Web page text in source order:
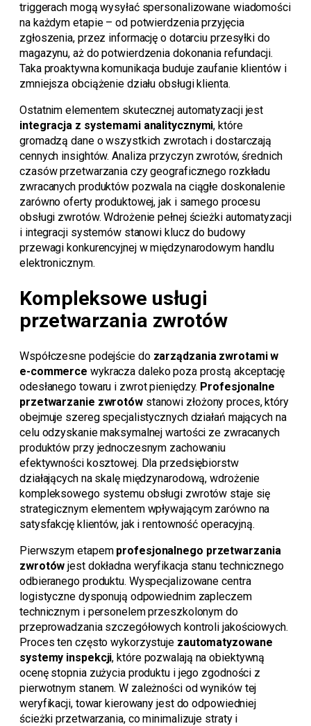
triggerach mogą wysyłać spersonalizowane wiadomości
na każdym etapie – od potwierdzenia przyjęcia
zgłoszenia, przez informację o dotarciu przesyłki do
magazynu, aż do potwierdzenia dokonania refundacji.
Taka proaktywna komunikacja buduje zaufanie klientów i
zmniejsza obciążenie działu obsługi klienta.
Ostatnim elementem skutecznej automatyzacji jest
integracja z systemami analitycznymi, które
gromadzą dane o wszystkich zwrotach i dostarczają
cennych insightów. Analiza przyczyn zwrotów, średnich
czasów przetwarzania czy geograficznego rozkładu
zwracanych produktów pozwala na ciągłe doskonalenie
zarówno oferty produktowej, jak i samego procesu
obsługi zwrotów. Wdrożenie pełnej ścieżki automatyzacji
i integracji systemów stanowi klucz do budowy
przewagi konkurencyjnej w międzynarodowym handlu
elektronicznym.
Kompleksowe usługi
przetwarzania zwrotów
Współczesne podejście do zarządzania zwrotami w
e-commerce wykracza daleko poza prostą akceptację
odesłanego towaru i zwrot pieniędzy. Profesjonalne
przetwarzanie zwrotówstanowi złożony proces, który
obejmuje szereg specjalistycznych działań mających na
celu odzyskanie maksymalnej wartości ze zwracanych
produktów przy jednoczesnym zachowaniu
efektywności kosztowej. Dla przedsiębiorstw
działających na skalę międzynarodową, wdrożenie
kompleksowego systemu obsługi zwrotów staje się
strategicznym elementem wpływającym zarówno na
satysfakcję klientów, jak i rentowność operacyjną.
Pierwszym etapem profesjonalnego przetwarzania
zwrotów jest dokładna weryfikacja stanu technicznego
odbieranego produktu. Wyspecjalizowane centra
logistyczne dysponują odpowiednim zapleczem
technicznym i personelem przeszkolonym do
przeprowadzania szczegółowych kontroli jakościowych.
Proces ten często wykorzystuje zautomatyzowane
systemy inspekcji, które pozwalają na obiektywną
ocenę stopnia zużycia produktu i jego zgodności z
pierwotnym stanem. W zależności od wyników tej
weryfikacji, towar kierowany jest do odpowiedniej
ścieżki przetwarzania, co minimalizuje straty i